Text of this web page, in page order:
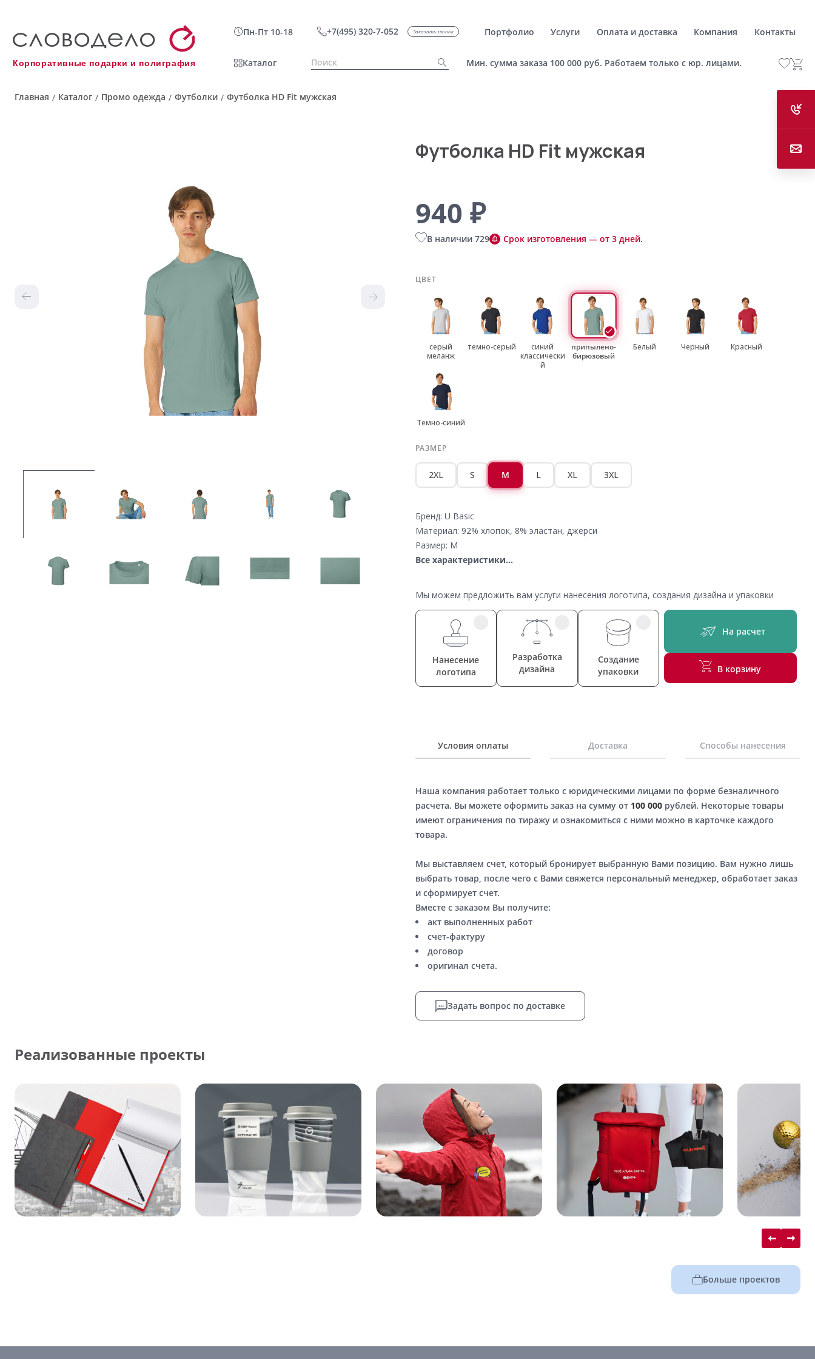
Корпоративные подарки и полиграфия
Пн-Пт 10-18 +7(495) 320-7-052 Заказать звонок Портфолио Услуги Оплата и доставка Компания Контакты
Каталог Мин. сумма заказа 100 000 руб. Работаем только с юр. лицами.
Главная / Каталог / Промо одежда / Футболки / Футболка HD Fit мужская
Футболка HD Fit мужская
940 ₽
В наличии 729 Срок изготовления — от 3 дней.
ЦВЕТ
серый
меланж
темно-серый
синий
классически
й
припылено-
бирюзовый
Белый Черный Красный
Темно-синий
РАЗМЕР
2XL S M L XL 3XL
Бренд: U Basic
Материал: 92% хлопок, 8% эластан, джерси
Размер: M
Все характеристики...
Мы можем предложить вам услуги нанесения логотипа, создания дизайна и упаковки
Нанесение
логотипа
Разработка
дизайна
Создание
упаковки
На расчет
В корзину
Условия оплаты Доставка Способы нанесения
Наша компания работает только с юридическими лицами по форме безналичного
расчета. Вы можете оформить заказ на сумму от 100 000рублей. Некоторые товары
имеют ограничения по тиражу и ознакомиться с ними можно в карточке каждого
товара.
Мы выставляем счет, который бронирует выбранную Вами позицию. Вам нужно лишь
выбрать товар, после чего с Вами свяжется персональный менеджер, обработает заказ
и сформирует счет.
Вместе с заказом Вы получите:
акт выполненных работ
счет-фактуру
договор
оригинал счета.
Задать вопрос по доставке
Реализованные проекты
Больше проектов